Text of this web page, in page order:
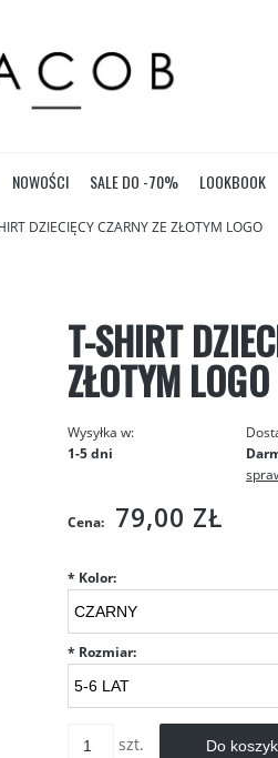
NOWOŚCI SALE DO -70% LOOKBOOK
DZIECIĘCY CZARNY ZE ZŁOTYM LOGO
T-SHIRT
ZŁOTYM LOGO
Wysyłka w:
1-5 dni
kosztów płatności
Cena: 79,00 ZŁ
* Kolor:
* Rozmiar:
szt. Do